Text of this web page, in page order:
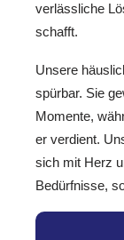
verlässliche
schafft.
Unsere
spürbar. Sie
Momente,
er verdient.
sich mit Herz
Bedürfnisse,